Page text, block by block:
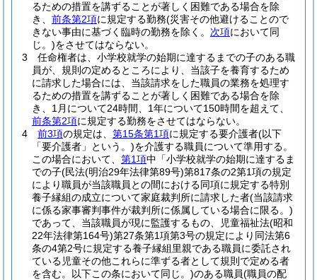
るための措置を講ずることが著しく困難である場合を除
き、 前条第2項に規定する勤務(災害その他避けることので
きない事由に基づく臨時の勤務を除く。 次項において同
じ。)をさせてはならない。
3
任命権者は、小学校就学の始期に達するまでの子のある職
員が、規則の定めるところにより、当該子を養育するため
に請求した場合には、当該請求をした職員の業務を処理す
るための措置を講ずることが著しく困難である場合を除
き、1月について24時間、1年について150時間を超えて、
前条第2項に規定する勤務をさせてはならない。
4
前3項の規定は、 第15条第1項に規定する要介護者(以下
「要介護者」という。)を介護する職員について準用する。
この場合において、 第1項中「小学校就学の始期に達するま
での子(民法(明治29年法律第89号)第817条の2第1項の規定
により職員が当該職員との間における同項に規定する特別
養子縁組の成立について家庭裁判所に請求した者(当該請求
に係る家事審判事件が裁判所に係属している場合に限る。)
であって、当該職員が現に監護するもの、児童福祉法(昭和
22年法律第164号)第27条第1項第3号の規定により同法第6
条の4第2号に規定する養子縁組里親である職員に委託され
ている児童その他これらに準ずる者として規則で定める者
を含む。以下この条において同じ。)のある職員(職員の配